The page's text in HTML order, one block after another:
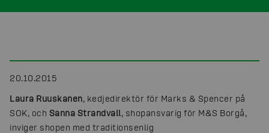
20.10.2015
Laura Ruuskanen, kedjedirektör för Marks & Spencer på
SOK, och Sanna Strandvall, shopansvarig för M&S Borgå,
inviger shopen med traditionsenlig